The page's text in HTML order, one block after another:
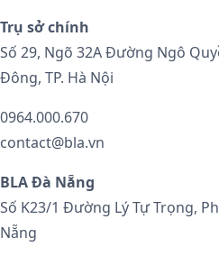
Trụ sở chính
Số 29, Ngõ 32A Đường Ngô
Đông, TP. Hà Nội
0964.000.670
contact@bla.vn
BLA Đà Nẵng
Số K23/1 Đường Lý Tự Trọng,
Nẵng